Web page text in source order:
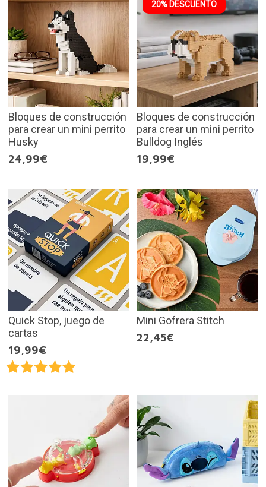
Bloques de construcción
para crear un mini perrito
Husky
24,99€
20% DESCUENTO
Bloques de construcción
para crear un mini perrito
Bulldog Inglés
19,99€
Quick Stop, juego de
cartas
19,99€
Mini Gofrera Stitch
22,45€